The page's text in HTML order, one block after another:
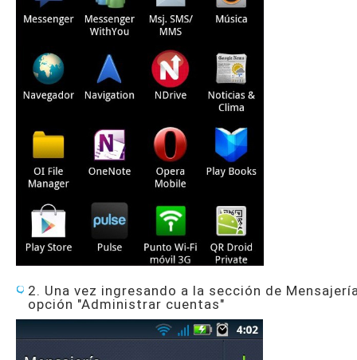
2. Una vez ingresando a la sección de
opción "Administrar cuentas"